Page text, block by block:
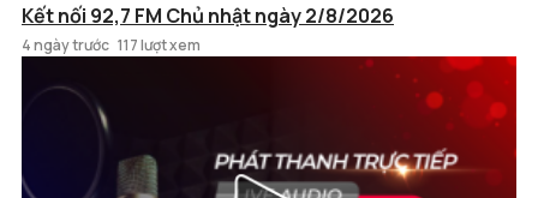
Kết nối 92,7 FM Chủ nhật ngày 2/8/2026
4 ngày trước 117 lượt xem